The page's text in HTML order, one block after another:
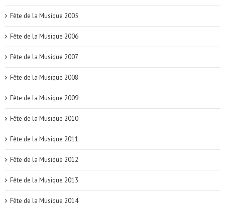
Fête de la Musique 2005
Fête de la Musique 2006
Fête de la Musique 2007
Fête de la Musique 2008
Fête de la Musique 2009
Fête de la Musique 2010
Fête de la Musique 2011
Fête de la Musique 2012
Fête de la Musique 2013
Fête de la Musique 2014